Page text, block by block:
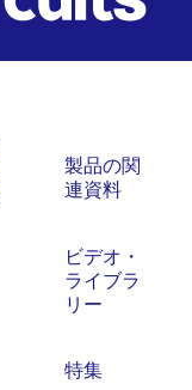
製品の関
連資料
ビデオ・
ライブラ
リー
特集